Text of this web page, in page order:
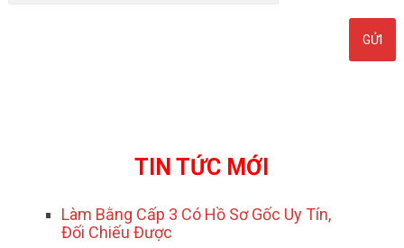
TIN TỨC MỚI
Làm Bằng Cấp 3 Có Hồ Sơ Gốc Uy Tín,
Đối Chiếu Được